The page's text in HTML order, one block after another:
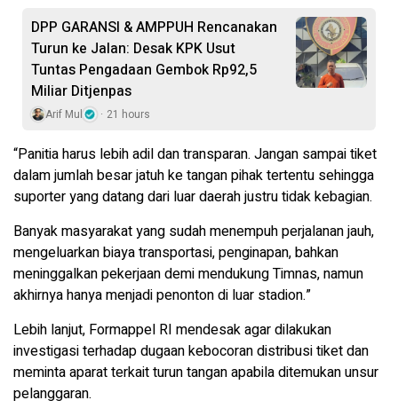
DPP GARANSI & AMPPUH Rencanakan
Turun ke Jalan: Desak KPK Usut
Tuntas Pengadaan Gembok Rp92,5
Miliar Ditjenpas
Arif Mul 21 hours
“Panitia harus lebih adil dan transparan. Jangan sampai tiket
dalam jumlah besar jatuh ke tangan pihak tertentu sehingga
suporter yang datang dari luar daerah justru tidak kebagian.
Banyak masyarakat yang sudah menempuh perjalanan jauh,
mengeluarkan biaya transportasi, penginapan, bahkan
meninggalkan pekerjaan demi mendukung Timnas, namun
akhirnya hanya menjadi penonton di luar stadion.”
Lebih lanjut, Formappel RI mendesak agar dilakukan
investigasi terhadap dugaan kebocoran distribusi tiket dan
meminta aparat terkait turun tangan apabila ditemukan unsur
pelanggaran.